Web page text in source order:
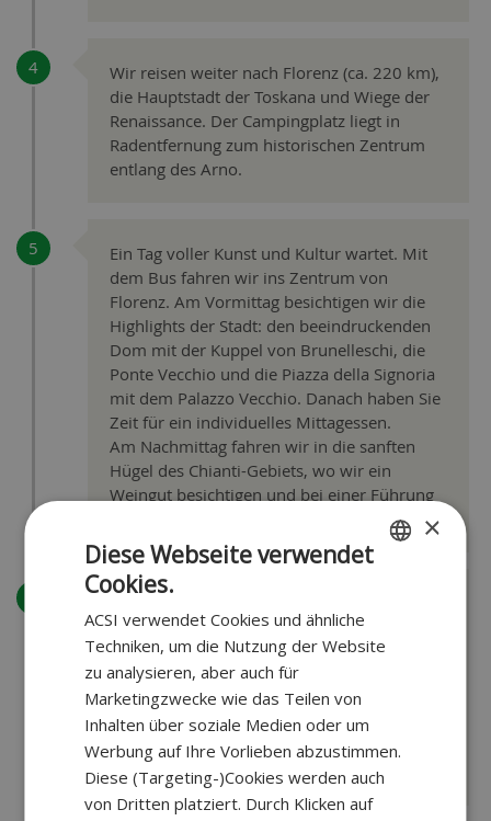
Wir reisen weiter nach Florenz (ca. 220 km),
die Hauptstadt der Toskana und Wiege der
Renaissance. Der Campingplatz liegt in
Radentfernung zum historischen Zentrum
entlang des Arno.
Ein Tag voller Kunst und Kultur wartet. Mit
dem Bus fahren wir ins Zentrum von
Florenz. Am Vormittag besichtigen wir die
Highlights der Stadt: den beeindruckenden
Dom mit der Kuppel von Brunelleschi, die
Ponte Vecchio und die Piazza della Signoria
mit dem Palazzo Vecchio. Danach haben Sie
Zeit für ein individuelles Mittagessen.
Am Nachmittag fahren wir in die sanften
Hügel des Chianti-Gebiets, wo wir ein
Weingut besichtigen und bei einer Führung
nach Ihren Wünschen. Mit Fahrrad,
Shuttlebus oder öffentlichen
Verkehrsmitteln erreichen Sie schnell das
Zentrum.
Tipp: Besuchen Sie Fiesole, bekannt für sein
römisches Theater und den herrlichen Blick
auf Florenz.
×
Diese Webseite verwendet
Cookies.
ACSI verwendet Cookies und ähnliche
Techniken, um die Nutzung der Website
zu analysieren, aber auch für
Marketingzwecke wie das Teilen von
Inhalten über soziale Medien oder um
Werbung auf Ihre Vorlieben abzustimmen.
Diese (Targeting-)Cookies werden auch
von Dritten platziert. Durch Klicken auf